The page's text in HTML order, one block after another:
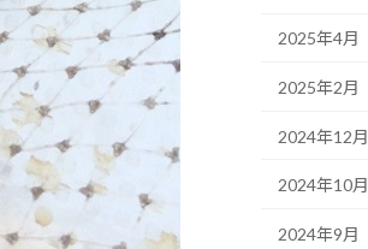
2025年4月
2025年2月
2024年12月
2024年10月
2024年9月